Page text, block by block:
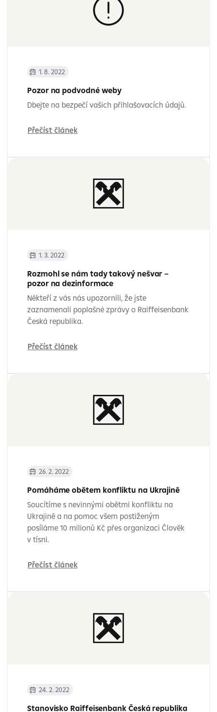
1. 8. 2022
Pozor na podvodné weby
Dbejte na bezpečí vašich přihlašovacích údajů.
Přečíst článek
1. 3. 2022
Rozmohl se nám tady takový nešvar –
pozor na dezinformace
Někteří z vás nás upozornili, že jste
zaznamenali poplašné zprávy o Raiffeisenbank
Česká republika.
Přečíst článek
26. 2. 2022
Pomáháme obětem konfliktu na Ukrajině
Soucítíme s nevinnými obětmi konfliktu na
Ukrajině a na pomoc všem postiženým
posíláme 10 milionů Kč přes organizaci Člověk
v tísni.
Přečíst článek
24. 2. 2022
Stanovisko Raiffeisenbank Česká republika